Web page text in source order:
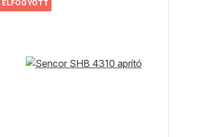
ELFOGYOTT